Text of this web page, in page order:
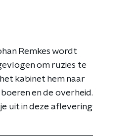
Remkes wordt
om ruzies te
kabinet hem naar
en de overheid.
uit in deze aflevering